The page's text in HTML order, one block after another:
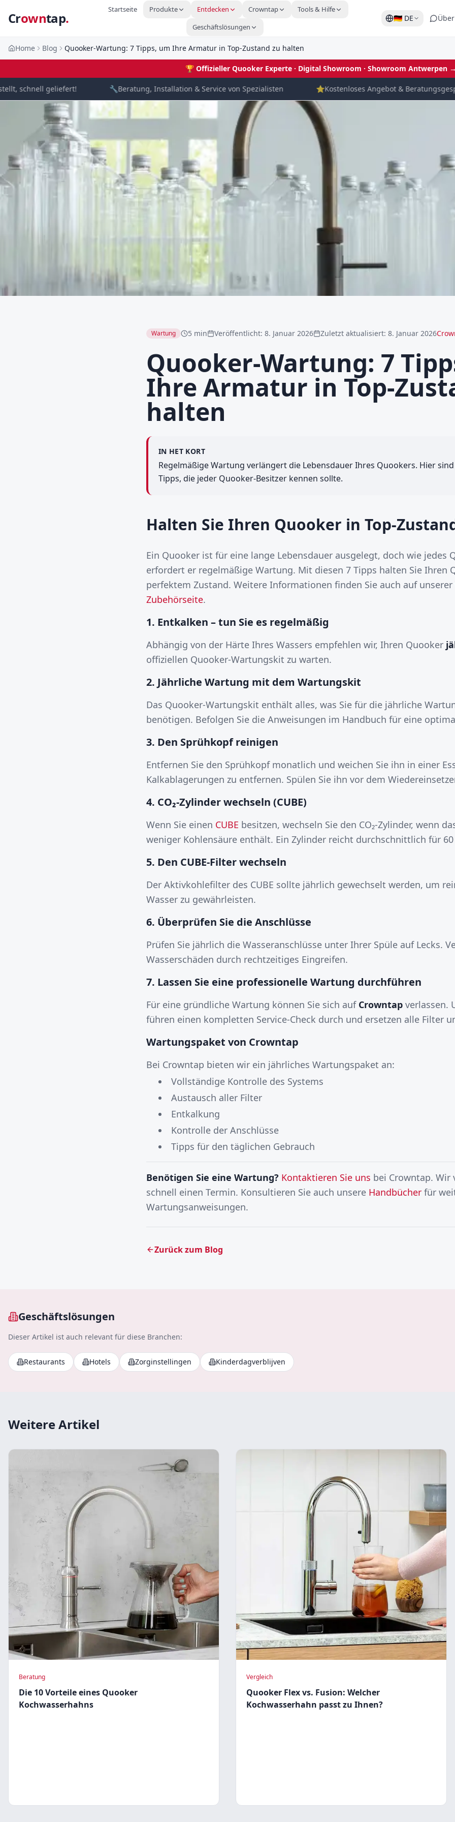
Crowntap.
Startseite Produkte Entdecken Crowntap
Tools & Hilfe
Geschäftslösungen
🇩🇪 DE
Home Blog Quooker-Wartung: 7 Tipps, um Ihre Armatur in Top-Zustand zu halten
🏆 Offizieller Quooker Experte · Digital Showroom · Showroom Antwerpen →
schnell geliefert! Beratung, Installation & Service von Spezialisten Kostenloses Angebot &
Wartung 5 min Veröffentlicht: 8. Januar 2026 Zuletzt aktualisiert: 8. Januar 2026
Quooker-Wartung: 7
Ihre Armatur in Top-
halten
IN HET KORT
Regelmäßige Wartung verlängert die Lebensdauer Ihres Quookers. Hier
Tipps, die jeder Quooker-Besitzer kennen sollte.
Halten Sie Ihren Quooker in Top-
Ein Quooker ist für eine lange Lebensdauer ausgelegt, doch wie jedes
erfordert er regelmäßige Wartung. Mit diesen 7 Tipps halten Sie Ihren
perfektem Zustand. Weitere Informationen finden Sie auch auf unserer
Zubehörseite.
1. Entkalken – tun Sie es regelmäßig
Abhängig von der Härte Ihres Wassers empfehlen wir, Ihren Quooker
offiziellen Quooker-Wartungskit zu warten.
2. Jährliche Wartung mit dem Wartungskit
Das Quooker-Wartungskit enthält alles, was Sie für die jährliche
benötigen. Befolgen Sie die Anweisungen im Handbuch für eine
3. Den Sprühkopf reinigen
Entfernen Sie den Sprühkopf monatlich und weichen Sie ihn in einer
Kalkablagerungen zu entfernen. Spülen Sie ihn vor dem
4. CO₂-Zylinder wechseln (CUBE)
Wenn Sie einen CUBE besitzen, wechseln Sie den CO₂-Zylinder, wenn
weniger Kohlensäure enthält. Ein Zylinder reicht durchschnittlich für 60
5. Den CUBE-Filter wechseln
Der Aktivkohlefilter des CUBE sollte jährlich gewechselt werden, um
Wasser zu gewährleisten.
6. Überprüfen Sie die Anschlüsse
Prüfen Sie jährlich die Wasseranschlüsse unter Ihrer Spüle auf Lecks.
Wasserschäden durch rechtzeitiges Eingreifen.
7. Lassen Sie eine professionelle Wartung durchführen
Für eine gründliche Wartung können Sie sich auf Crowntap verlassen.
führen einen kompletten Service-Check durch und ersetzen alle Filter
Wartungspaket von Crowntap
Bei Crowntap bieten wir ein jährliches Wartungspaket an:
Vollständige Kontrolle des Systems
Austausch aller Filter
Entkalkung
Kontrolle der Anschlüsse
Tipps für den täglichen Gebrauch
Benötigen Sie eine Wartung? Kontaktieren Sie uns bei Crowntap. Wir
schnell einen Termin. Konsultieren Sie auch unsere Handbücher für
Wartungsanweisungen.
Zurück zum Blog
Geschäftslösungen
Dieser Artikel ist auch relevant für diese Branchen:
Restaurants Hotels Zorginstellingen Kinderdagverblijven
Weitere Artikel
Beratung
Die 10 Vorteile eines Quooker
Kochwasserhahns
Vergleich
Quooker Flex vs. Fusion: Welcher
Kochwasserhahn passt zu Ihnen?